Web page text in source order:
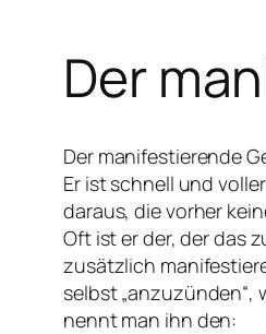
Der
Der manifestierende
Er ist schnell und
daraus, die vorher
Oft ist er der, der das
zusätzlich
selbst
nennt man ihn den: